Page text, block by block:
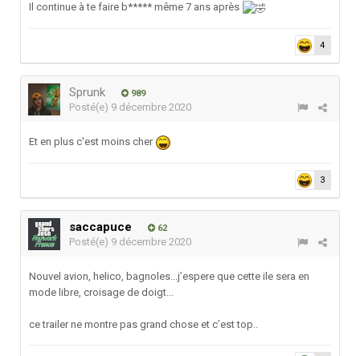
Il continue à te faire b***** même 7 ans après
4
Sprunk 989
Posté(e) 9 décembre 2020
Et en plus c'est moins cher
3
saccapuce 62
Posté(e) 9 décembre 2020
Nouvel avion, helico, bagnoles...j’espere que cette ile sera en
mode libre, croisage de doigt...
ce trailer ne montre pas grand chose et c’est top..